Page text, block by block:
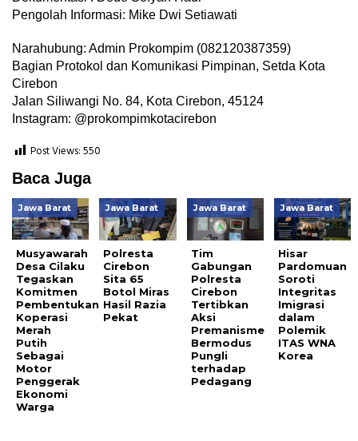
Pengolah Informasi: Mike Dwi Setiawati
Narahubung: Admin Prokompim (082120387359)
Bagian Protokol dan Komunikasi Pimpinan, Setda Kota
Cirebon
Jalan Siliwangi No. 84, Kota Cirebon, 45124
Instagram: @prokompimkotacirebon
Post Views:550
Baca Juga
Jawa Barat
Musyawarah
Desa Cilaku
Tegaskan
Komitmen
Pembentukan
Koperasi
Merah
Putih
Sebagai
Motor
Penggerak
Ekonomi
Warga
Jawa Barat
Polresta
Cirebon
Sita 65
Botol Miras
Hasil Razia
Pekat
Jawa Barat
Tim
Gabungan
Polresta
Cirebon
Tertibkan
Aksi
Premanisme
Bermodus
Pungli
terhadap
Pedagang
Jawa Barat
Hisar
Pardomuan
Soroti
Integritas
Imigrasi
dalam
Polemik
ITAS WNA
Korea